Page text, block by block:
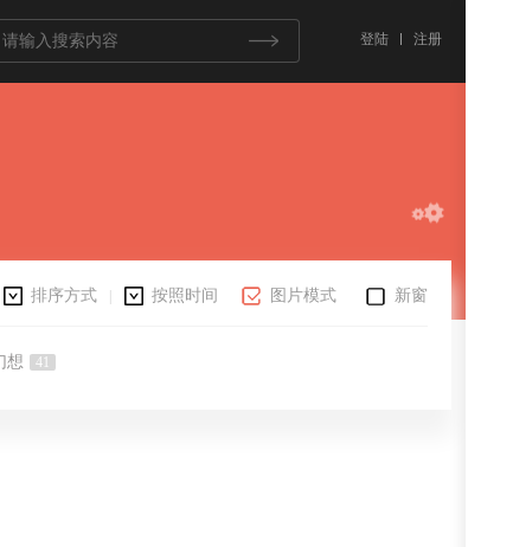
登陆 注册
新窗
图片模式
排序方式 按照时间
想 41